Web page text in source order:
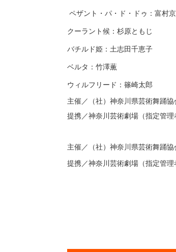
ペザント・パ・ド・ドゥ：富村
クーラント候：杉原ともじ
バチルド姫：土志田千恵子
ベルタ：竹澤薫
ウィルフリード：篠崎太郎
主催／（社）神奈川県芸術舞踊協
提携／神奈川芸術劇場（指定管理
主催／（社）神奈川県芸術舞踊協
提携／神奈川芸術劇場（指定管理